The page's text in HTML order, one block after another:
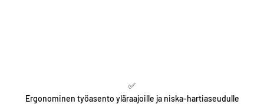
✅
Ergonominen työasento yläraajoille ja niska-hartiaseudulle